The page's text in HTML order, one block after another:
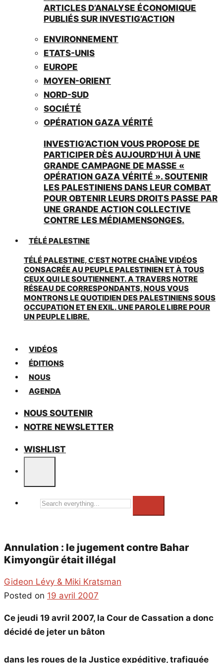
ARTICLES D’ANALYSE ÉCONOMIQUE
PUBLIÉS SUR INVESTIG’ACTION
ENVIRONNEMENT
ETATS-UNIS
EUROPE
MOYEN-ORIENT
NORD-SUD
SOCIÉTÉ
OPÉRATION GAZA VÉRITÉ
INVESTIG’ACTION VOUS PROPOSE DE
PARTICIPER DÈS AUJOURD’HUI À UNE
GRANDE CAMPAGNE DE MASSE «
OPÉRATION GAZA VÉRITÉ ». SOUTENIR
LES PALESTINIENS DANS LEUR COMBAT
POUR OBTENIR LEURS DROITS PASSE PAR
UNE GRANDE ACTION COLLECTIVE
CONTRE LES MÉDIAMENSONGES.
TÉLÉ PALESTINE
TÉLÉ PALESTINE, C’EST NOTRE CHAÎNE VIDÉOS
CONSACRÉE AU PEUPLE PALESTINIEN ET À TOUS
CEUX QUI LE SOUTIENNENT. A TRAVERS NOTRE
RÉSEAU DE CORRESPONDANTS, NOUS VOUS
MONTRONS LE QUOTIDIEN DES PALESTINIENS SOUS
OCCUPATION ET EN EXIL. UNE PAROLE LIBRE POUR
UN PEUPLE LIBRE.
VIDÉOS
ÉDITIONS
NOUS
AGENDA
NOUS SOUTENIR
NOTRE NEWSLETTER
WISHLIST
Search
Annulation : le jugement contre Bahar
Kimyongür était illégal
Gideon Lévy & Miki Kratsman
Posted on 19 avril 2007
Ce jeudi 19 avril 2007, la Cour de Cassation a donc
décidé de jeter un bâton
dans les roues de la Justice expéditive, trafiquée